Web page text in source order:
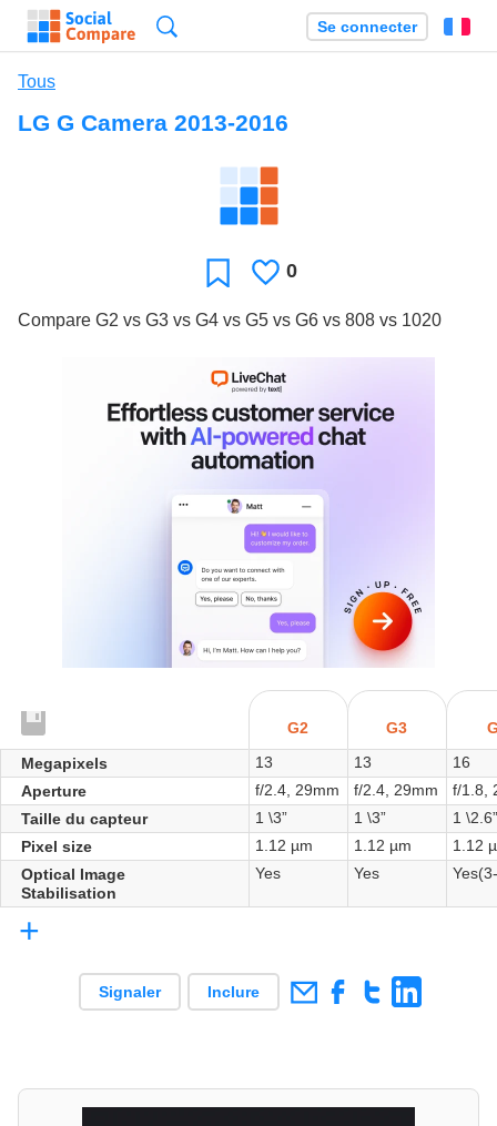
Se connecter
Tous
LG G Camera 2013-2016
Favori J'aime
0
Compare G2 vs G3 vs G4 vs G5 vs G6 vs 808 vs 1020
G2 G3
Megapixels
13 13
16
Aperture
f/2.4, 29mm f/2.4, 29mm
f/1.8,
Taille du capteur
1 \3” 1 \3”
1
Pixel size
1.12 µm 1.12 µm
1.12
Optical Image
Stabilisation
Yes Yes
+
Signaler Inclure